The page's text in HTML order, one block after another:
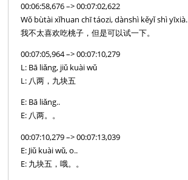
00:06:58,676 –> 00:07:02,622
Wǒ bùtài xǐhuan chī táozi, dànshì kěyǐ shì yīxià.
我不太喜欢吃桃子，但是可以试一下。
00:07:05,964 –> 00:07:10,279
L: Bā liǎng, jiǔ kuài wǔ
L: 八两，九块五
E: Bā liǎng..
E: 八两。。
00:07:10,279 –> 00:07:13,039
E: Jiǔ kuài wǔ, o..
E: 九块五，哦。。